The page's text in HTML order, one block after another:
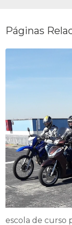
Páginas
escola de curso